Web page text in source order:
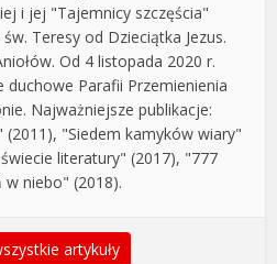
i jej "Tajemnicy szczęścia"
Teresy od Dzieciątka Jezus.
Od 4 listopada 2020 r.
duchowe Parafii Przemienienia
Najważniejsze publikacje:
"Siedem kamyków wiary"
literatury" (2017), "777
w niebo" (2018).
artykuły